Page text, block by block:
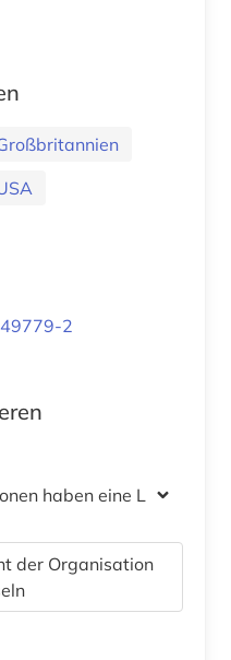
2
haben eine Lizenz
der Organisation